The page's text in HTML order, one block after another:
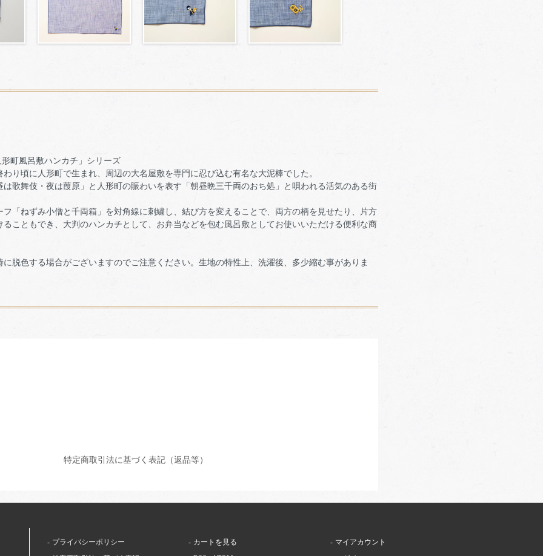
町風呂敷ハンカチ」シリーズ
り頃に人形町で生まれ、周辺の大名屋敷を専門に忍び込む有名な大泥棒でした。
歌舞伎・夜は葭原」と人形町の賑わいを表す「朝昼晩三千両のおち処」と唄われる活気のある街
「ねずみ小僧と千両箱」を対角線に刺繍し、結び方を変えることで、両方の柄を見せたり、片方
こともでき、大判のハンカチとして、お弁当などを包む風呂敷としてお使いいただける便利な商
脱色する場合がございますのでご注意ください。生地の特性上、洗濯後、多少縮む事がありま
特定商取引法に基づく表記（返品等）
プライバシーポリシー
カートを見る
マイアカウント